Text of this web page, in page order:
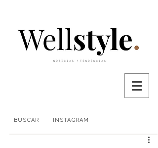
BUSCAR INSTAGRAM